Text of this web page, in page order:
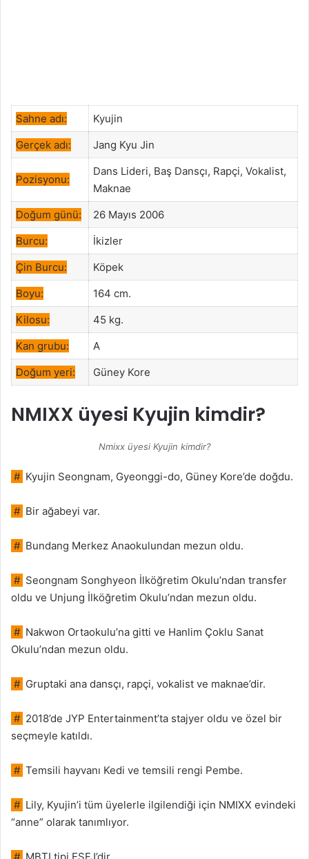
Sahne adı:
Kyujin
Gerçek adı:
Jang Kyu Jin
Pozisyonu:
Dans Lideri, Baş Dansçı, Rapçi, Vokalist,
Maknae
Doğum günü:
26 Mayıs 2006
Burcu:
İkizler
Çin Burcu:
Köpek
Boyu:
164 cm.
Kilosu:
45 kg.
Kan grubu:
A
Doğum yeri:
Güney Kore
NMIXX üyesi Kyujin kimdir?
Nmixx üyesi Kyujin kimdir?
# Kyujin Seongnam, Gyeonggi-do, Güney Kore’de doğdu.
# Bir ağabeyi var.
# Bundang Merkez Anaokulundan mezun oldu.
# Seongnam Songhyeon İlköğretim Okulu’ndan transfer
oldu ve Unjung İlköğretim Okulu’ndan mezun oldu.
# Nakwon Ortaokulu’na gitti ve Hanlim Çoklu Sanat
Okulu’ndan mezun oldu.
# Gruptaki ana dansçı, rapçi, vokalist ve maknae’dir.
# 2018’de JYP Entertainment’ta stajyer oldu ve özel bir
seçmeyle katıldı.
# Temsili hayvanı Kedi ve temsili rengi Pembe.
# Lily, Kyujin’i tüm üyelerle ilgilendiği için NMIXX evindeki
“anne” olarak tanımlıyor.